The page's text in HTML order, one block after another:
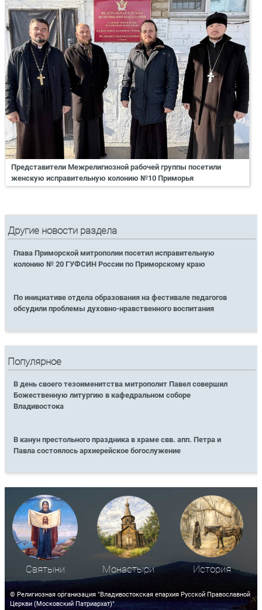
Представители Межрелигиозной рабочей группы посетили
женскую исправительную колонию №10 Приморья
Другие новости раздела
Глава Приморской митрополии посетил исправительную
колонию № 20 ГУФСИН России по Приморскому краю
По инициативе отдела образования на фестивале педагогов
обсудили проблемы духовно-нравственного воспитания
Популярное
В день своего тезоименитства митрополит Павел совершил
Божественную литургию в кафедральном соборе
Владивостока
В канун престольного праздника в храме свв. апп. Петра и
Павла состоялось архиерейское богослужение
Святыни Монастыри История
© Религиозная организация "Владивостокская епархия Русской Православной
Церкви (Московский Патриархат)"